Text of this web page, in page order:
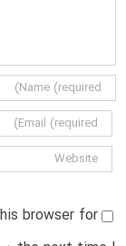
browser for